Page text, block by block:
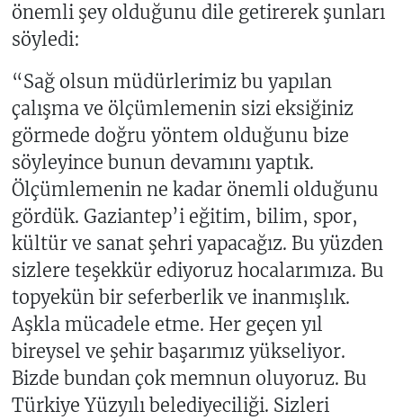
önemli şey olduğunu dile getirerek şunları
söyledi:
“Sağ olsun müdürlerimiz bu yapılan
çalışma ve ölçümlemenin sizi eksiğiniz
görmede doğru yöntem olduğunu bize
söyleyince bunun devamını yaptık.
Ölçümlemenin ne kadar önemli olduğunu
gördük. Gaziantep’i eğitim, bilim, spor,
kültür ve sanat şehri yapacağız. Bu yüzden
sizlere teşekkür ediyoruz hocalarımıza. Bu
topyekün bir seferberlik ve inanmışlık.
Aşkla mücadele etme. Her geçen yıl
bireysel ve şehir başarımız yükseliyor.
Bizde bundan çok memnun oluyoruz. Bu
Türkiye Yüzyılı belediyeciliği. Sizleri